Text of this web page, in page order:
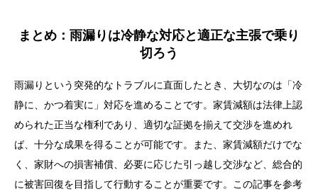
まとめ：雨漏りは冷静な対応と適正な主張で乗り
切ろう
雨漏りという突発的なトラブルに直面したとき、大切なのは「冷
静に、かつ着実に」対応を進めることです。家賃減額は法律上認
められた正当な権利であり、適切な証拠を揃えて交渉を進めれ
ば、十分な成果を得ることが可能です。また、家賃減額だけでな
く、家財への損害補償、必要に応じた引っ越し交渉など、総合的
に被害回復を目指して行動することが重要です。この記事を参考